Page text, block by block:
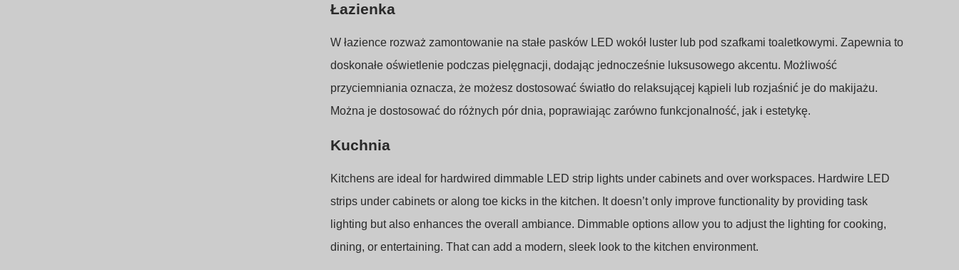
Łazienka
W łazience rozważ zamontowanie na stałe pasków LED wokół luster lub pod szafkami toaletkowymi. Zapewnia to
doskonałe oświetlenie podczas pielęgnacji, dodając jednocześnie luksusowego akcentu. Możliwość
przyciemniania oznacza, że możesz dostosować światło do relaksującej kąpieli lub rozjaśnić je do makijażu.
Można je dostosować do różnych pór dnia, poprawiając zarówno funkcjonalność, jak i estetykę.
Kuchnia
Kitchens are ideal for hardwired dimmable LED strip lights under cabinets and over workspaces. Hardwire LED
strips under cabinets or along toe kicks in the kitchen. It doesn’t only improve functionality by providing task
lighting but also enhances the overall ambiance. Dimmable options allow you to adjust the lighting for cooking,
dining, or entertaining. That can add a modern, sleek look to the kitchen environment.